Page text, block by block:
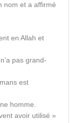
nom et a affirmé
en Allah et
pas grand-
est
homme.
avoir utilisé »